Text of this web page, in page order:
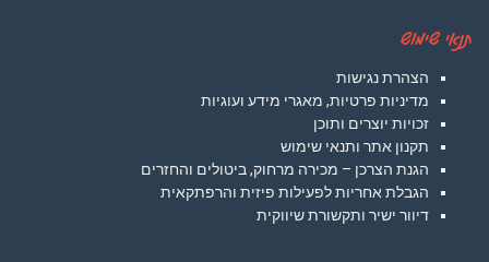
תנאי שימוש
הצהרת נגישות
מדיניות פרטיות, מאגרי מידע ועוגיות
זכויות יוצרים ותוכן
תקנון אתר ותנאי שימוש
הגנת הצרכן – מכירה מרחוק, ביטולים והחזרים
הגבלת אחריות לפעילות פיזית והרפתקאית
דיוור ישיר ותקשורת שיווקית